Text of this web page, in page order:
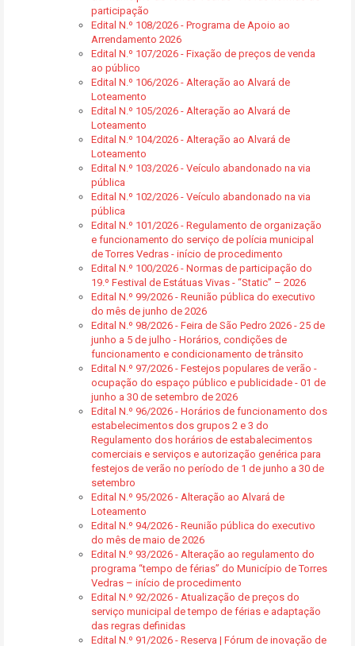
participação
Edital N.º 108/2026 - Programa de Apoio ao
Arrendamento 2026
Edital N.º 107/2026 - Fixação de preços de venda
ao público
Edital N.º 106/2026 - Alteração ao Alvará de
Loteamento
Edital N.º 105/2026 - Alteração ao Alvará de
Loteamento
Edital N.º 104/2026 - Alteração ao Alvará de
Loteamento
Edital N.º 103/2026 - Veículo abandonado na via
pública
Edital N.º 102/2026 - Veículo abandonado na via
pública
Edital N.º 101/2026 - Regulamento de organização
e funcionamento do serviço de polícia municipal
de Torres Vedras - início de procedimento
Edital N.º 100/2026 - Normas de participação do
19.º Festival de Estátuas Vivas - “Static” – 2026
Edital N.º 99/2026 - Reunião pública do executivo
do mês de junho de 2026
Edital N.º 98/2026 - Feira de São Pedro 2026 - 25 de
junho a 5 de julho - Horários, condições de
funcionamento e condicionamento de trânsito
Edital N.º 97/2026 - Festejos populares de verão -
ocupação do espaço público e publicidade - 01 de
junho a 30 de setembro de 2026
Edital N.º 96/2026 - Horários de funcionamento dos
estabelecimentos dos grupos 2 e 3 do
Regulamento dos horários de estabalecimentos
comerciais e serviços e autorização genérica para
festejos de verão no período de 1 de junho a 30 de
setembro
Edital N.º 95/2026 - Alteração ao Alvará de
Loteamento
Edital N.º 94/2026 - Reunião pública do executivo
do mês de maio de 2026
Edital N.º 93/2026 - Alteração ao regulamento do
programa “tempo de férias” do Município de Torres
Vedras – início de procedimento
Edital N.º 92/2026 - Atualização de preços do
serviço municipal de tempo de férias e adaptação
das regras definidas
Edital N.º 91/2026 - Reserva | Fórum de inovação de